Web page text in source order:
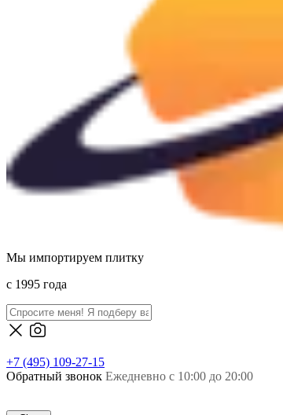
Мы импортируем плитку
c 1995 года
+7 (495) 109-27-15
Обратный звонок Ежедневно с 10:00 до 20:00